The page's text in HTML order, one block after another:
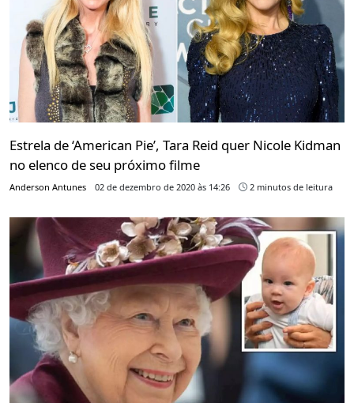
Estrela de ‘American Pie’, Tara Reid quer Nicole Kidman
no elenco de seu próximo filme
Anderson Antunes 02 de dezembro de 2020 às 14:26 2 minutos de leitura